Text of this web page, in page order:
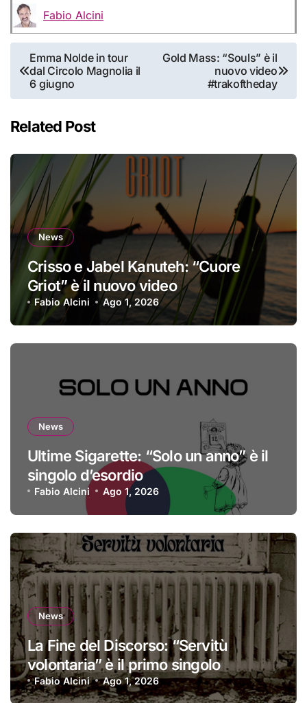
Fabio Alcini
Navigazione
articoli
Emma Nolde in tour
dal Circolo Magnolia il
6 giugno
Gold Mass: “Souls” è il
nuovo video
#trakoftheday
Related Post
News
Crisso e Jabel Kanuteh: “Cuore
Griot” è il nuovo video
Fabio Alcini Ago 1, 2026
News
Ultime Sigarette: “Solo un anno” è il
singolo d’esordio
Fabio Alcini Ago 1, 2026
News
La Fine del Discorso: “Servitù
volontaria” è il primo singolo
Fabio Alcini Ago 1, 2026